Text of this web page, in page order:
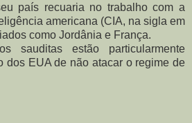
país recuaria no trabalho com a
americana (CIA, na sigla em
como Jordânia e França.
sauditas estão particularmente
dos EUA de não atacar o regime de